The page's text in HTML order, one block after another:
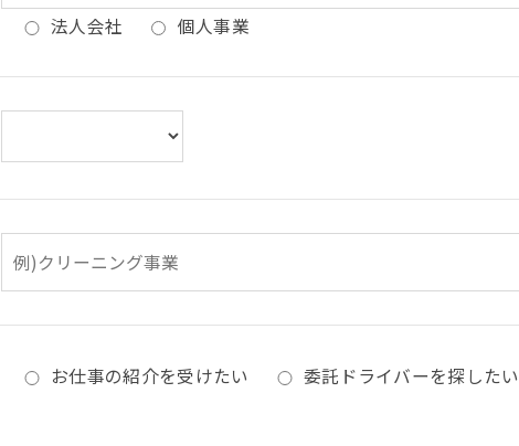
法人会社 個人事業
お仕事の紹介を受けたい 委託ドライバーを探したい